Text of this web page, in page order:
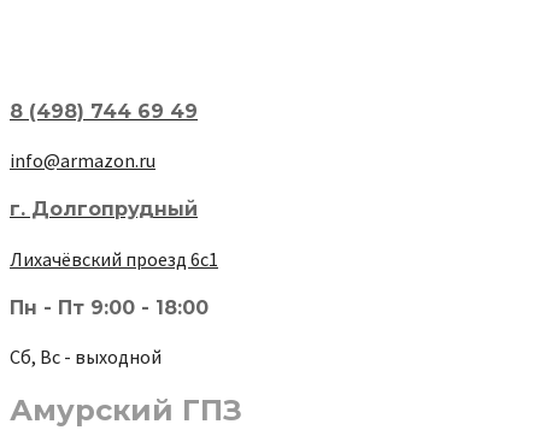
8 (498) 744 69 49
info@armazon.ru
г. Долгопрудный
Лихачёвский проезд 6с1
Пн - Пт 9:00 - 18:00
Сб, Вс - выходной
Амурский ГПЗ